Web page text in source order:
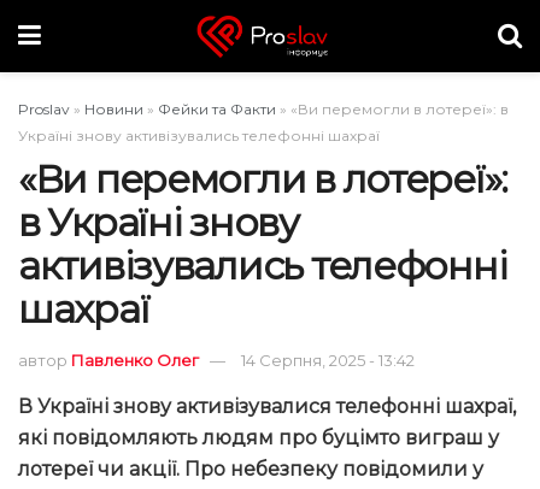
Proslav » Новини » Фейки та Факти » «Ви перемогли в лотереї»: в
Україні знову активізувались телефонні шахраї
«Ви перемогли в лотереї»:
в Україні знову
активізувались телефонні
шахраї
автор Павленко Олег 14 Серпня, 2025 - 13:42
В Україні знову активізувалися телефонні шахраї,
які повідомляють людям про буцімто виграш у
лотереї чи акції. Про небезпеку повідомили у